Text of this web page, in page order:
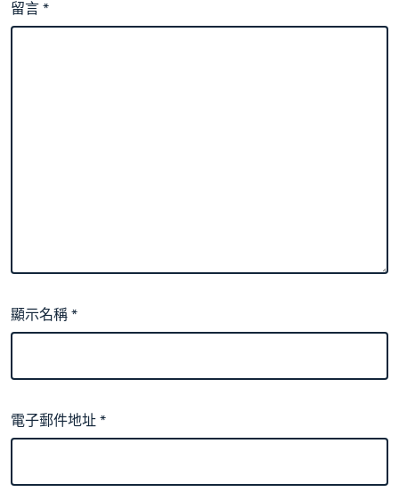
留言*
顯示名稱*
電子郵件地址*